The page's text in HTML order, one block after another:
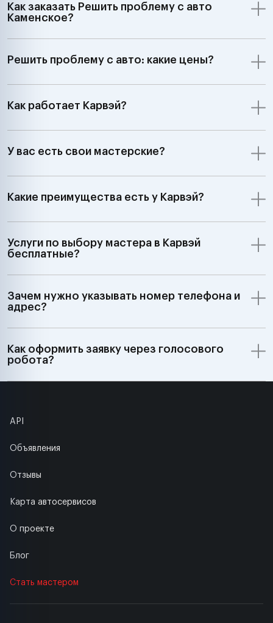
Как заказать Решить проблему с авто
Каменское?
Решить проблему с авто: какие цены?
Как работает Карвэй?
У вас есть свои мастерские?
Какие преимущества есть у Карвэй?
Услуги по выбору мастера в Карвэй
бесплатные?
Зачем нужно указывать номер телефона и
адрес?
Как оформить заявку через голосового
робота?
API
Объявления
Отзывы
Карта автосервисов
О проекте
Блог
Стать мастером